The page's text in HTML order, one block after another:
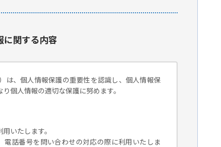
に関する内容
は、個人情報保護の重要性を認識し、個人情報保
個人情報の適切な保護に努めます。
いたします。
話番号を問い合わせの対応の際に利用いたしま